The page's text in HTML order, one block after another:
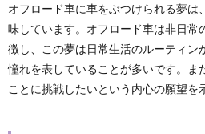
オフロード車に車をぶつけられる夢は、
味しています。オフロード車は非日常
徴し、この夢は日常生活のルーティン
憧れを表していることが多いです。ま
ことに挑戦したいという内心の願望を